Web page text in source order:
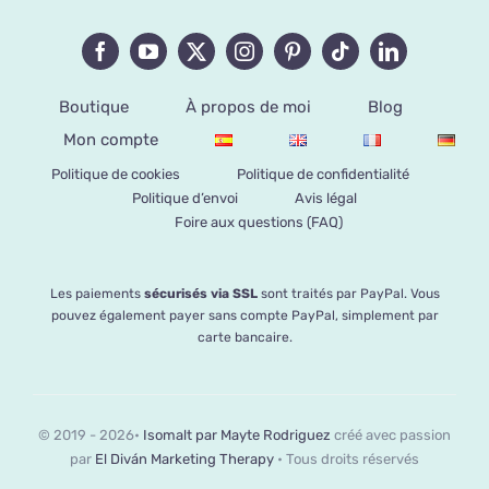
Boutique À propos de moi
Blog
Mon compte
Politique de cookies
Politique de confidentialité
Politique d’envoi
Avis légal
Foire aux questions (FAQ)
Les paiementssécurisés via SSLsont traités par PayPal. Vous
pouvez également payer sans compte PayPal, simplement par
carte bancaire.
© 2019 - 2026• Isomalt par Mayte Rodriguez créé avec passion
par El Diván Marketing Therapy • Tous droits réservés